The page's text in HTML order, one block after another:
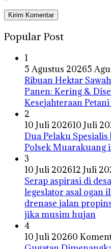
Popular Post
1
5 Agustus 20265
Ribuan Hektar
Panen: Kering &
Kesejahteraan
2
10 Juli 202610 Juli
Dua Pelaku
Polsek Muarakuang
3
10 Juli 202612 Juli
Serap aspirasi di
legeslator asal ogan
drenase jalan
jika musim hujan
4
10 Juli 20260